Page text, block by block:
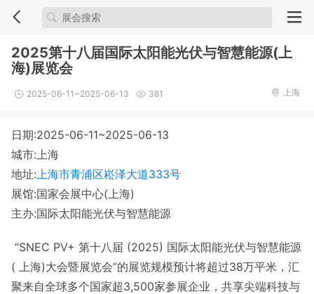
2025第十八届国际太阳能光伏与智慧能源(上
海)展览会
2025-06-11~2025-06-13 381 上海
日期:2025-06-11~2025-06-13
城市:上海
地址:上海市青浦区崧泽大道333号
展馆:国家会展中心(上海)
主办:国际太阳能光伏与智慧能源
“SNEC PV+ 第十八届 (2025) 国际太阳能光伏与智慧能源
( 上海)大会暨展览会”的展览规模预计将超过38万平米，汇
聚来自全球多个国家超3,500家参展企业，共享尖端科技与